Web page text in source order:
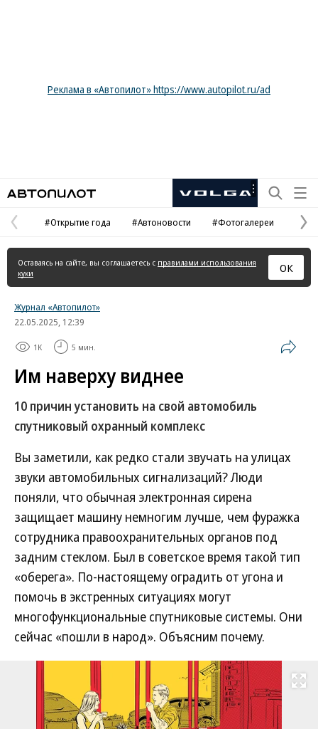
Реклама в «Автопилот» https://www.autopilot.ru/ad
Рекламная
Предыдущая
страница
#Открытие года #Автоновости #Фотогалереи
Оставаясь на сайте, вы соглашаетесь с правилами использования
куки
ОК
Журнал «Автопилот»
22.05.2025, 12:39
1K 5 мин.
Им наверху виднее
10 причин установить на свой автомобиль
спутниковый охранный комплекс
Вы заметили, как редко стали звучать на улицах
звуки автомобильных сигнализаций? Люди
поняли, что обычная электронная сирена
защищает машину немногим лучше, чем фуражка
сотрудника правоохранительных органов под
задним стеклом. Был в советское время такой тип
«оберега». По-настоящему оградить от угона и
помочь в экстренных ситуациях могут
многофункциональные спутниковые системы. Они
сейчас «пошли в народ». Объясним почему.
Развернуть